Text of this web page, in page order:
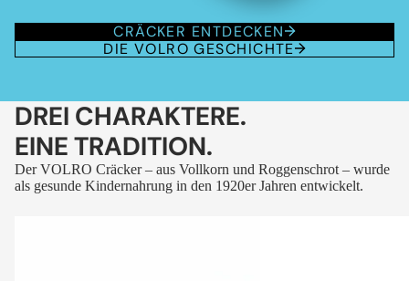
CRÄCKER ENTDECKEN
DIE VOLRO GESCHICHTE
DREI CHARAKTERE.
EINE TRADITION.
Der VOLRO Cräcker – aus Vollkorn und Roggenschrot – wurde
als gesunde Kindernahrung in den 1920er Jahren entwickelt.